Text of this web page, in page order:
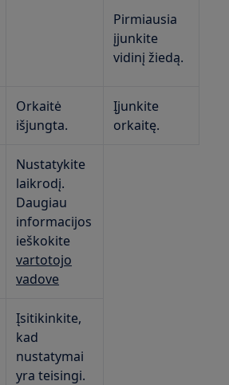
Pirmiausia
įjunkite
vidinį žiedą.
Orkaitė
išjungta.
Įjunkite
orkaitę.
Nustatykite
laikrodį.
Daugiau
informacijos
ieškokite
vartotojo
vadove
Įsitikinkite,
kad
nustatymai
yra teisingi.